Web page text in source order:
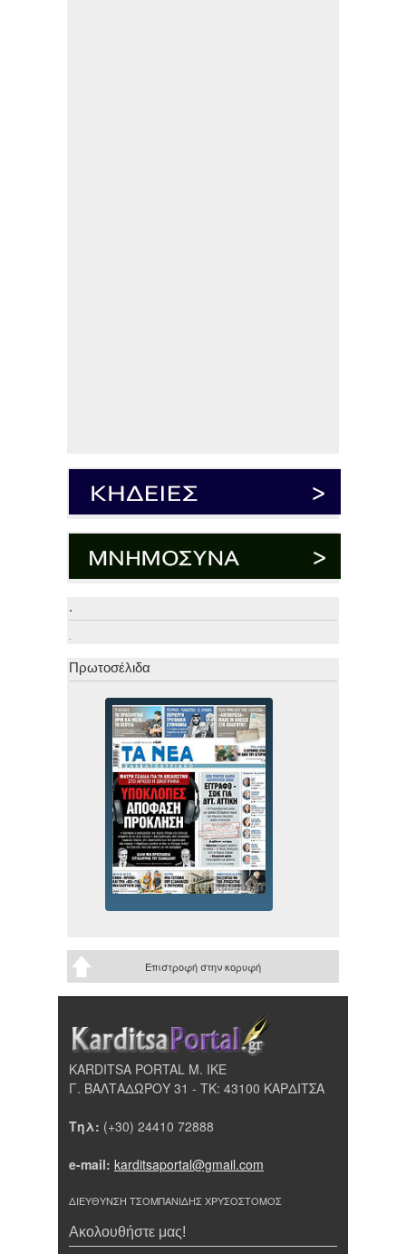
.
.
Πρωτοσέλιδα
Επιστροφή στην κορυφή
KARDITSA PORTAL Μ. ΙΚΕ
Γ. ΒΑΛΤΑΔΩΡΟΥ 31 - ΤΚ: 43100 ΚΑΡΔΙΤΣΑ
Τηλ: (+30) 24410 72888
e-mail: karditsaportal@gmail.com
ΔΙΕΥΘΥΝΣΗ ΤΣΟΜΠΑΝΙΔΗΣ ΧΡΥΣΟΣΤΟΜΟΣ
Ακολουθήστε μας!